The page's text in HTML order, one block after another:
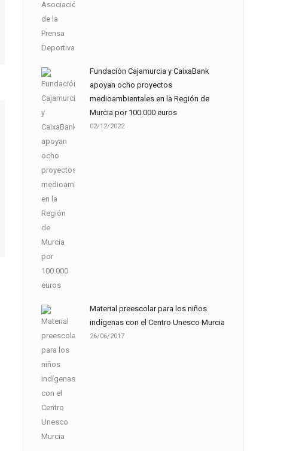
Fundación Cajamurcia y CaixaBank
apoyan ocho proyectos
medioambientales en la Región de
Murcia por 100.000 euros
02/12/2022
Material preescolar para los niños
indígenas con el Centro Unesco Murcia
26/06/2017